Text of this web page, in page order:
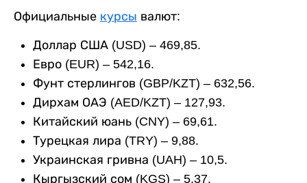
Официальные курсы валют:
Доллар США (USD) – 469,85.
Евро (EUR) – 542,16.
Фунт стерлингов (GBP/KZT) – 632,56.
Дирхам ОАЭ (AED/KZT) – 127,93.
Китайский юань (CNY) – 69,61.
Турецкая лира (TRY) – 9,88.
Украинская гривна (UAH) – 10,5.
Кыргызский сом (KGS) – 5,37.